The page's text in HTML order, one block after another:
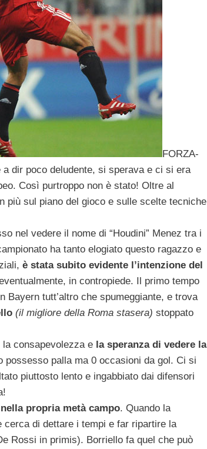
FORZA-
dir poco deludente, si sperava e ci si era
Così purtroppo non è stato! Oltre al
più sul piano del gioco e sulle scelte tecniche
nel vedere il nome di “Houdini” Menez tra i
ha tanto elogiato questo ragazzo e
è stata subito evidente l’intenzione del
in contropiede. Il primo tempo
tutt’altro che spumeggiante, e trova
(il migliore della Roma stasera) stoppato
consapevolezza e la speranza di vedere la
possesso palla ma 0 occasioni da gol. Ci si
piuttosto lento e ingabbiato dai difensori
propria metà campo. Quando la
di dettare i tempi e far ripartire la
Rossi in primis). Borriello fa quel che può